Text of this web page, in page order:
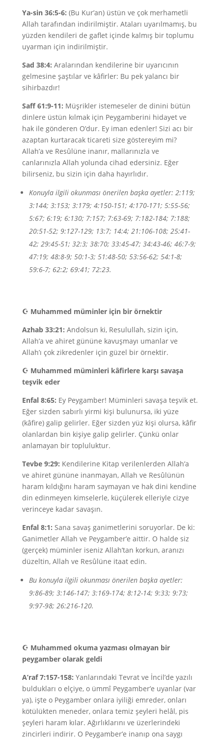
Ya-sin 36:5-6: (Bu Kur’an) üstün ve çok merhametli
Allah tarafından indirilmiştir. Ataları uyarılmamış, bu
yüzden kendileri de gaflet içinde kalmış bir toplumu
uyarman için indirilmiştir.
Sad 38:4: Aralarından kendilerine bir uyarıcının
gelmesine şaştılar ve kâfirler: Bu pek yalancı bir
sihirbazdır!
Saff 61:9-11: Müşrikler istemeseler de dinini bütün
dinlere üstün kılmak için Peygamberini hidayet ve
hak ile gönderen O’dur. Ey iman edenler! Sizi acı bir
azaptan kurtaracak ticareti size göstereyim mi?
Allah’a ve Resûlüne inanır, mallarınızla ve
canlarınızla Allah yolunda cihad edersiniz. Eğer
bilirseniz, bu sizin için daha hayırlıdır.
Konuyla ilgili okunması önerilen başka ayetler: 2:119;
3:144; 3:153; 3:179; 4:150-151; 4:170-171; 5:55-56;
5:67; 6:19; 6:130; 7:157; 7:63-69; 7:182-184; 7:188;
20:51-52; 9:127-129; 13:7; 14:4; 21:106-108; 25:41-
42; 29:45-51; 32:3; 38:70; 33:45-47; 34:43-46; 46:7-9;
47:19; 48:8-9; 50:1-3; 51:48-50; 53:56-62; 54:1-8;
59:6-7; 62:2; 69:41; 72:23.
☪ Muhammed müminler için bir örnektir
Azhab 33:21: Andolsun ki, Resulullah, sizin için,
Allah’a ve ahiret gününe kavuşmayı umanlar ve
Allah’ı çok zikredenler için güzel bir örnektir.
☪ Muhammed müminleri kâfirlere karşı savaşa
teşvik eder
Enfal 8:65: Ey Peygamber! Müminleri savaşa teşvik et.
Eğer sizden sabırlı yirmi kişi bulunursa, iki yüze
(kâfire) galip gelirler. Eğer sizden yüz kişi olursa, kâfir
olanlardan bin kişiye galip gelirler. Çünkü onlar
anlamayan bir topluluktur.
Tevbe 9:29: Kendilerine Kitap verilenlerden Allah’a
ve ahiret gününe inanmayan, Allah ve Resûlünün
haram kıldığını haram saymayan ve hak dini kendine
din edinmeyen kimselerle, küçülerek elleriyle cizye
verinceye kadar savaşın.
Enfal 8:1: Sana savaş ganimetlerini soruyorlar. De ki:
Ganimetler Allah ve Peygamber’e aittir. O halde siz
(gerçek) müminler iseniz Allah’tan korkun, aranızı
düzeltin, Allah ve Resûlüne itaat edin.
Bu konuyla ilgili okunması önerilen başka ayetler:
9:86-89; 3:146-147; 3:169-174; 8:12-14; 9:33; 9:73;
9:97-98; 26:216-120.
☪ Muhammed okuma yazması olmayan bir
peygamber olarak geldi
A’raf 7:157-158: Yanlarındaki Tevrat ve İncil’de yazılı
buldukları o elçiye, o ümmî Peygamber’e uyanlar (var
ya), işte o Peygamber onlara iyiliği emreder, onları
kötülükten meneder, onlara temiz şeyleri helâl, pis
şeyleri haram kılar. Ağırlıklarını ve üzerlerindeki
zincirleri indirir. O Peygamber’e inanıp ona saygı